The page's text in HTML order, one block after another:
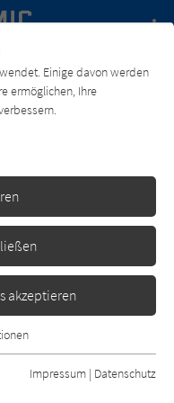
Newsletter
ist
Einige davon werden
ermöglichen, Ihre
akzeptieren
Funktionen der
dass die Webseite
Impressum | Datenschutz